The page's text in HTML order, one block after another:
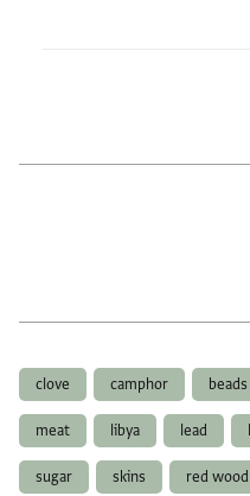
beads
camphor
clove
lead
libya
meat
red wood
skins
sugar